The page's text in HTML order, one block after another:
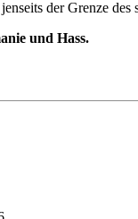
der Grenze des
und Hass.